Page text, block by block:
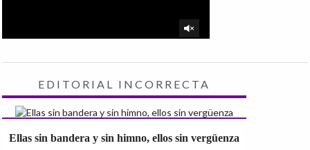
EDITORIAL INCORRECTA
Ellas sin bandera y sin himno, ellos sin vergüenza